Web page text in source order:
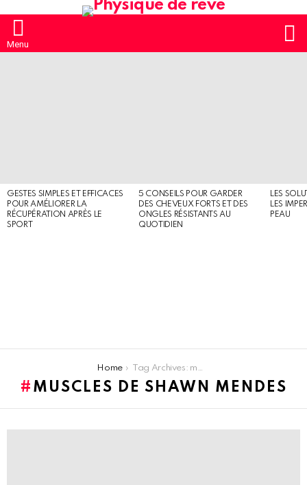
Menu
GESTES SIMPLES ET EFFICACES
POUR AMÉLIORER LA
RÉCUPÉRATION APRÈS LE
SPORT
5 CONSEILS POUR GARDER
DES CHEVEUX FORTS ET DES
ONGLES RÉSISTANTS AU
QUOTIDIEN
LES
LES
PEAU
Home Tag Archives: muscles de Shawn Mendes
MUSCLES DE SHAWN MENDES